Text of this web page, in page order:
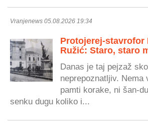
Vranjenews 05.08.2026 19:34
Protojerej-stavrofor
Ružić: Staro, staro
Danas je taj pejzaž
neprepoznatljiv. Nema
pamti korake, ni šan-
senku dugu koliko i...